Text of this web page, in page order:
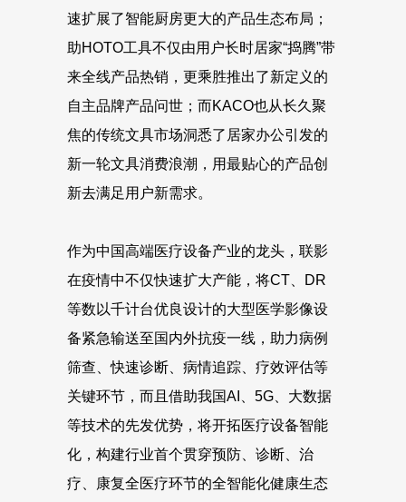
速扩展了智能厨房更大的产品生态布局；
助HOTO工具不仅由用户长时居家“捣腾”带
来全线产品热销，更乘胜推出了新定义的
自主品牌产品问世；而KACO也从长久聚
焦的传统文具市场洞悉了居家办公引发的
新一轮文具消费浪潮，用最贴心的产品创
新去满足用户新需求。
作为中国高端医疗设备产业的龙头，联影
在疫情中不仅快速扩大产能，将CT、DR
等数以千计台优良设计的大型医学影像设
备紧急输送至国内外抗疫一线，助力病例
筛查、快速诊断、病情追踪、疗效评估等
关键环节，而且借助我国AI、5G、大数据
等技术的先发优势，将开拓医疗设备智能
化，构建行业首个贯穿预防、诊断、治
疗、康复全医疗环节的全智能化健康生态